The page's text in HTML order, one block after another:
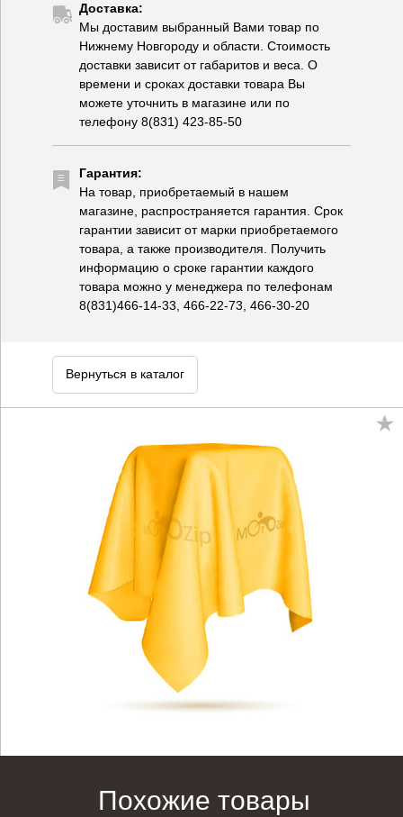
Доставка:
Мы доставим выбранный Вами товар по
Нижнему Новгороду и области. Стоимость
доставки зависит от габаритов и веса. О
времени и сроках доставки товара Вы
можете уточнить в магазине или по
телефону 8(831) 423-85-50
Гарантия:
На товар, приобретаемый в нашем
магазине, распространяется гарантия. Срок
гарантии зависит от марки приобретаемого
товара, а также производителя. Получить
информацию о сроке гарантии каждого
товара можно у менеджера по телефонам
8(831)466-14-33, 466-22-73, 466-30-20
Вернуться в каталог
Похожие товары